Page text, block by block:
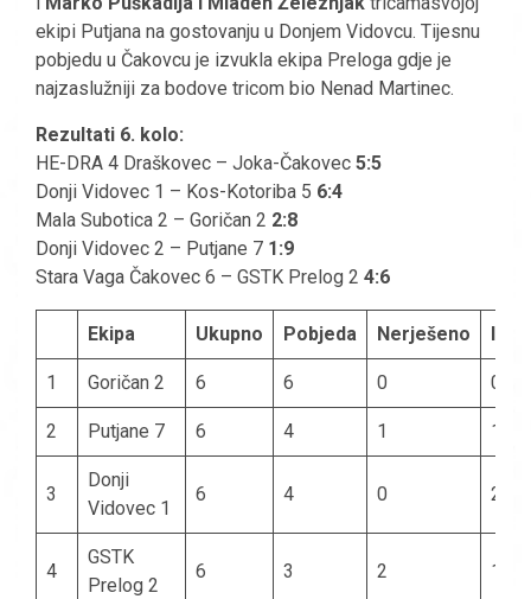
ekipi Putjana na gostovanju u Donjem Vidovcu. Tijesnu
pobjedu u Čakovcu je izvukla ekipa Preloga gdje je
najzaslužniji za bodove tricom bio Nenad Martinec.
Rezultati 6. kolo:
HE-DRA 4 Draškovec – Joka-Čakovec 5:5
Donji Vidovec 1 – Kos-Kotoriba 5 6:4
Mala Subotica 2 – Goričan 2 2:8
Donji Vidovec 2 – Putjane 7 1:9
Stara Vaga Čakovec 6 – GSTK Prelog 2 4:6
Ekipa Ukupno Pobjeda Nerješeno
1 Goričan 2 6 6 0 0
2 Putjane 7 6 4 1 1
3
Donji
Vidovec 1
6 4 0 2
4
GSTK
Prelog 2
6 3 2 1